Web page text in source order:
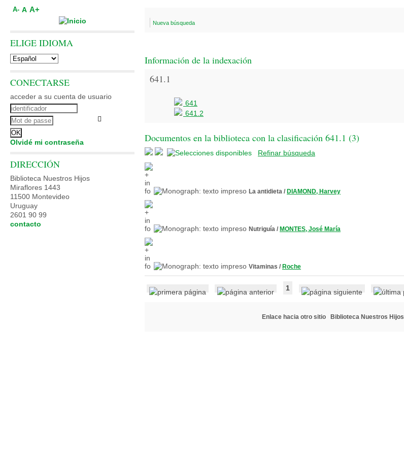
Nueva búsqueda
Información de la indexación
641.1
641
641.2
Documentos en la biblioteca con la clasificación 641.1 (3)
Refinar búsqueda
La antidieta / DIAMOND, Harvey
Nutriguía / MONTES, José María
Vitaminas / Roche
1
Enlace hacia otro sitio Biblioteca Nuestros Hijos
A- A A+
ELIGE IDIOMA
CONECTARSE
acceder a su cuenta de usuario
Olvidé mi contraseña
DIRECCIÓN
Biblioteca Nuestros Hijos
Miraflores 1443
11500 Montevideo
Uruguay
2601 90 99
contacto